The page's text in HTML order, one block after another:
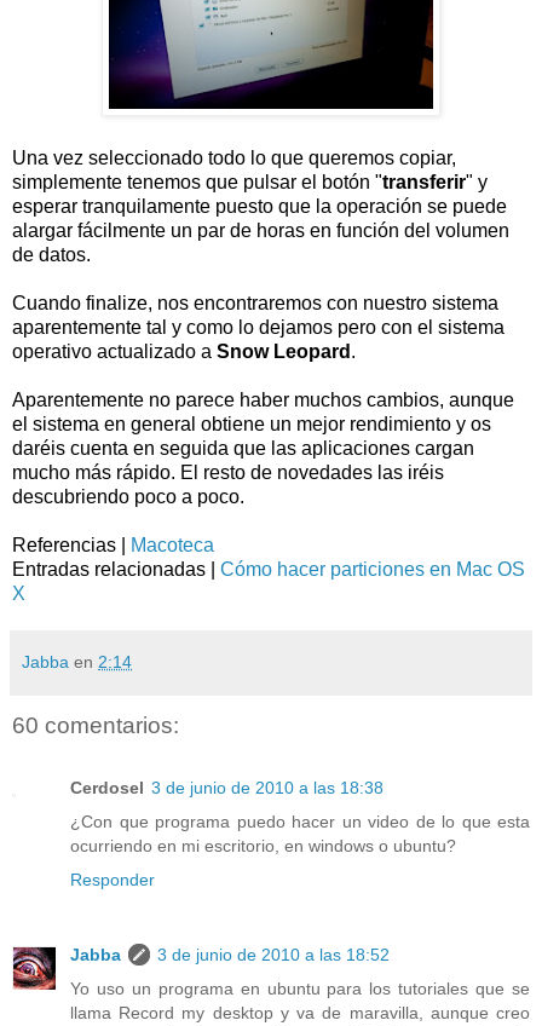
Una vez seleccionado todo lo que queremos copiar,
simplemente tenemos que pulsar el botón "transferir" y
esperar tranquilamente puesto que la operación se puede
alargar fácilmente un par de horas en función del volumen
de datos.
Cuando finalize, nos encontraremos con nuestro sistema
aparentemente tal y como lo dejamos pero con el sistema
operativo actualizado a Snow Leopard .
Aparentemente no parece haber muchos cambios, aunque
el sistema en general obtiene un mejor rendimiento y os
daréis cuenta en seguida que las aplicaciones cargan
mucho más rápido. El resto de novedades las iréis
descubriendo poco a poco.
Referencias |
Macoteca
Entradas relacionadas | Cómo hacer particiones en Mac OS
X
Jabba en 2:14
60 comentarios:
Cerdosel 3 de junio de 2010 a las 18:38
¿Con que programa puedo hacer un video de lo que esta
ocurriendo en mi escritorio, en windows o ubuntu?
Responder
Jabba
3 de junio de 2010 a las 18:52
Yo uso un programa en ubuntu para los tutoriales que se
llama Record my desktop y va de maravilla, aunque creo